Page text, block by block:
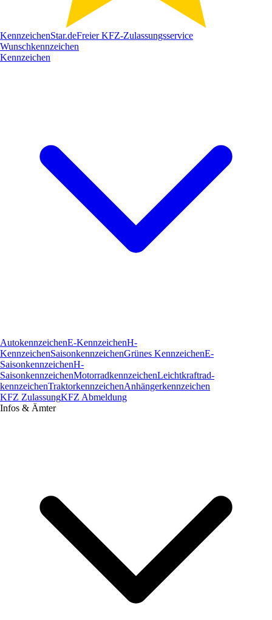
KennzeichenStar.deFreier KFZ-Zulassungsservice
Wunschkennzeichen
Kennzeichen
AutokennzeichenE-KennzeichenH-
KennzeichenSaisonkennzeichenGrünes KennzeichenE-
SaisonkennzeichenH-
SaisonkennzeichenMotorradkennzeichenLeichtkraftrad­
kennzeichenTraktorkennzeichenAnhängerkennzeichen
KFZ ZulassungKFZ Abmeldung
Infos & Ämter